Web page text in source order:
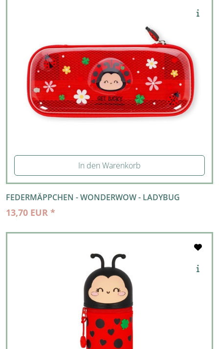
In den Warenkorb
FEDERMÄPPCHEN - WONDERWOW - LADYBUG
13,70 EUR *